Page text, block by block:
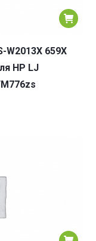
659X
HP LJ